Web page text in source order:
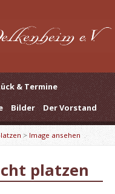
& Termine
Bilder Der Vorstand
>Image ansehen
platzen